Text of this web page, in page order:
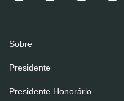
Sobre
Presidente
Presidente Honorário